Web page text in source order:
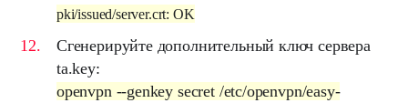
pki/issued/server.crt: OK
Сгенерируйте дополнительный ключ сервера
ta.key:
openvpn --genkey secret /etc/openvpn/easy-